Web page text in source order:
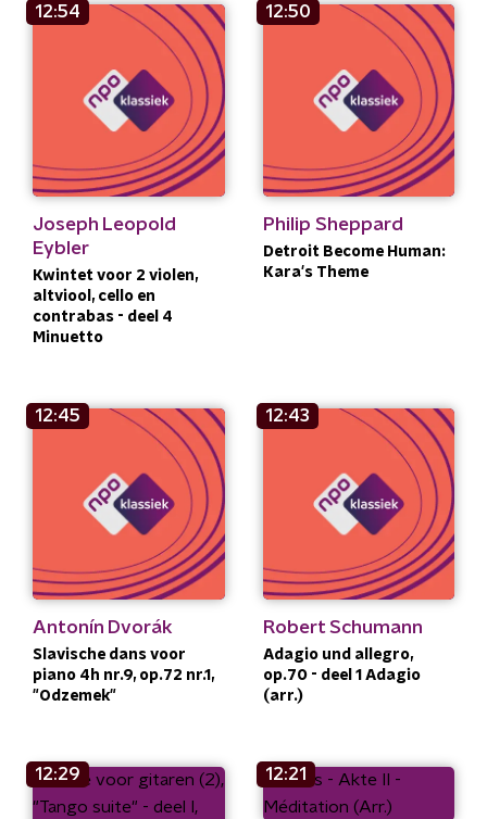
12:54
Joseph Leopold
Eybler
Kwintet voor 2 violen,
altviool, cello en
contrabas - deel 4
Minuetto
12:50
Philip Sheppard
Detroit Become Human:
Kara's Theme
12:45
Antonín Dvorák
Slavische dans voor
piano 4h nr.9, op.72 nr.1,
"Odzemek"
12:43
Robert Schumann
Adagio und allegro,
op.70 - deel 1 Adagio
(arr.)
12:29 12:21